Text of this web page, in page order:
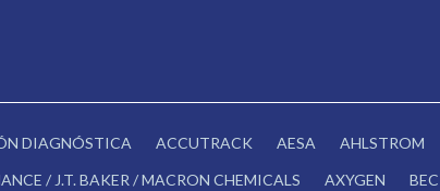
DIAGNÓSTICA ACCUTRACK AESA AHLSTROM
/ J.T. BAKER / MACRON CHEMICALS AXYGEN